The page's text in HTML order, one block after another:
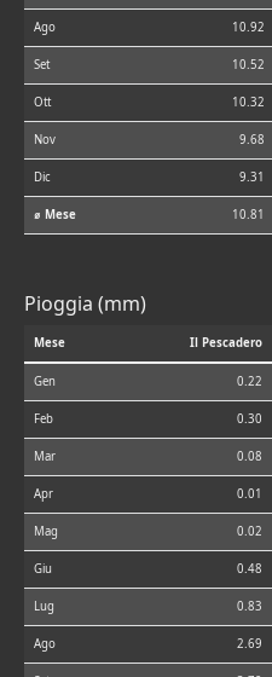
Ago 10.92
Set 10.52
Ott 10.32
Nov 9.68
Dic 9.31
⌀ Mese 10.81
Pioggia (mm)
Mese Il Pescadero
Gen 0.22
Feb 0.30
Mar 0.08
Apr 0.01
Mag 0.02
Giu 0.48
Lug 0.83
Ago 2.69